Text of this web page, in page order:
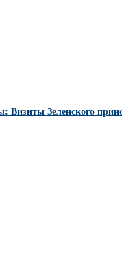
Визиты Зеленского